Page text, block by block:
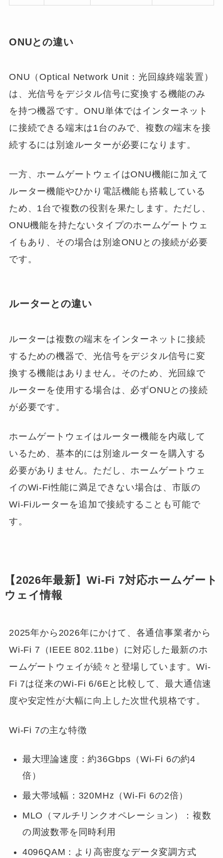
ONUとの違い
ONU（Optical Network Unit：光回線終端装置）
は、光信号をデジタル信号に変換する機能のみ
を持つ機器です。ONU単体ではインターネット
に接続できる端末は1台のみで、複数の端末を接
続するには別途ルーターが必要になります。
一方、ホームゲートウェイはONU機能に加えて
ルーター機能やひかり電話機能も搭載している
ため、1台で複数の役割を果たします。ただし、
ONU機能を持たないタイプのホームゲートウェ
イもあり、その場合は別途ONUとの接続が必要
です。
ルーターとの違い
ルーターは複数の端末をインターネットに接続
するための機器で、光信号をデジタル信号に変
換する機能はありません。そのため、光回線で
ルーターを使用する場合は、必ずONUとの接続
が必要です。
ホームゲートウェイはルーター機能を内蔵して
いるため、基本的には別途ルーターを購入する
必要がありません。ただし、ホームゲートウェ
イのWi-Fi性能に満足できない場合は、市販の
Wi-Fiルーターを追加で接続することも可能で
す。
【2026年最新】Wi-Fi 7対応ホームゲート
ウェイ情報
2025年から2026年にかけて、各通信事業者から
Wi-Fi 7（IEEE 802.11be）に対応した最新のホ
ームゲートウェイが続々と登場しています。Wi-
Fi 7は従来のWi-Fi 6/6Eと比較して、最大通信速
度や安定性が大幅に向上した次世代規格です。
Wi-Fi 7の主な特徴
最大理論速度：約36Gbps（Wi-Fi 6の約4
倍）
最大帯域幅：320MHz（Wi-Fi 6の2倍）
MLO（マルチリンクオペレーション）：複数
の周波数帯を同時利用
4096QAM：より高密度なデータ変調方式